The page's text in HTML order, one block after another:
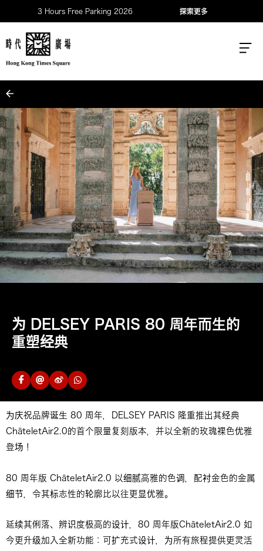
3 Hours Free Parking 2026 探索更多
为 DELSEY PARIS 80 周年而生的
重塑经典
为庆祝品牌诞生 80 周年，DELSEY PARIS 隆重推出其经典
ChâteletAir2.0的首个限量复刻版本，并以全新的玫瑰裸色优雅
登场！
80 周年版 ChâteletAir2.0 以细腻高雅的色调，配衬金色的金属
细节，令其标志性的轮廓比以往更显优雅。
延续其俐落、辨识度极高的设计，80 周年版ChâteletAir2.0 如
今更升级加入全新功能：可扩充式设计，为所有旅程提供更灵活